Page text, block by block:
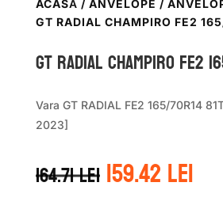
ACASĂ / ANVELOPE /
GT RADIAL CHAMPIRO FE2
GT Radial CHAMPIRO FE2
Vara GT RADIAL FE2 165/70R14
2023]
164.71lei Prețul
inițial
159.42lei